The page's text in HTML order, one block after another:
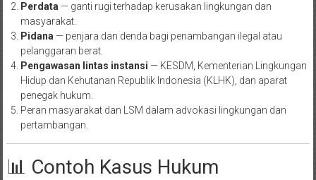
Perdata— ganti rugi terhadap kerusakan lingkungan dan
masyarakat.
Pidana— penjara dan denda bagi penambangan ilegal atau
pelanggaran berat.
Pengawasan lintas instansi — KESDM, Kementerian Lingkungan
Hidup dan Kehutanan Republik Indonesia (KLHK), dan aparat
penegak hukum.
Peran masyarakat dan LSM dalam advokasi lingkungan dan
pertambangan.
📊 Contoh Kasus Hukum